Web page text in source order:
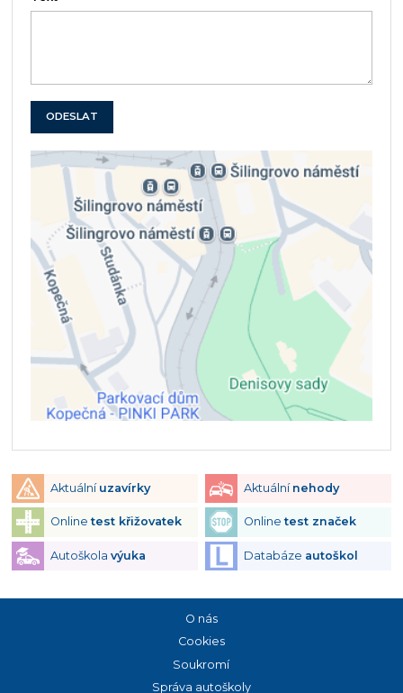
ODESLAT
Aktuální uzavírky Aktuální nehody
Onlinetest křižovatek Onlinetest značek
Autoškola výuka Databáze autoškol
O nás
Cookies
Soukromí
Správa autoškoly